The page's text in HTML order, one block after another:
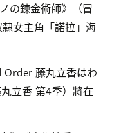
の錬金術師》（冒
女主角「諾拉」海
藤丸立香はわ
立香 第4季）將在